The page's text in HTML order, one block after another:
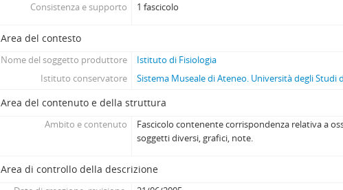
Consistenza e supporto
1 fascicolo
Area del contesto
Nome del soggetto produttore
Istituto di Fisiologia
Istituto conservatore
Sistema Museale di Ateneo. Università degli Studi
Area del contenuto e della struttura
Ambito e contenuto
Fascicolo contenente corrispondenza relativa a
soggetti diversi, grafici, note.
Area di controllo della descrizione